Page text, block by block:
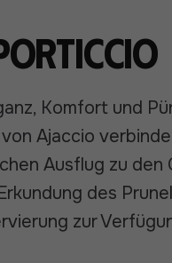
Komfort und
Ajaccio
Ausflug zu den
des
zur